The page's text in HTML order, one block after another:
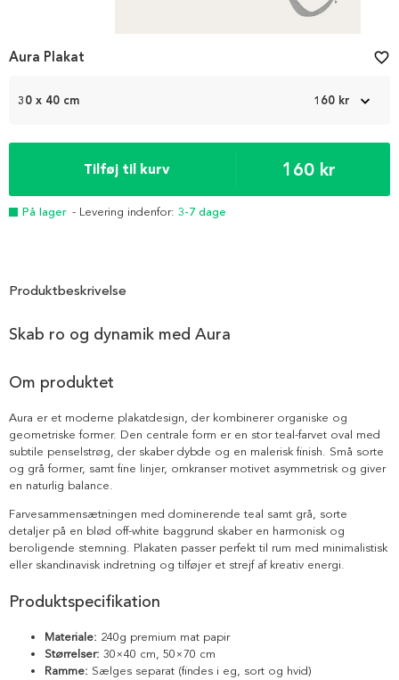
30 x 40 cm 160 kr
Tilføj til kurv 160 kr
På lager - Levering indenfor: 3-7 dage
Aura Plakat favorite_border
Produktbeskrivelse
Skab ro og dynamik med Aura
Om produktet
Aura er et moderne plakatdesign, der kombinerer organiske og
geometriske former. Den centrale form er en stor teal-farvet oval med
subtile penselstrøg, der skaber dybde og en malerisk finish. Små sorte
og grå former, samt fine linjer, omkranser motivet asymmetrisk og giver
en naturlig balance.
Farvesammensætningen med dominerende teal samt grå, sorte
detaljer på en blød off-white baggrund skaber en harmonisk og
beroligende stemning. Plakaten passer perfekt til rum med minimalistisk
eller skandinavisk indretning og tilføjer et strejf af kreativ energi.
Produktspecifikation
Materiale: 240g premium mat papir
Størrelser: 30×40 cm, 50×70 cm
Ramme: Sælges separat (findes i eg, sort og hvid)